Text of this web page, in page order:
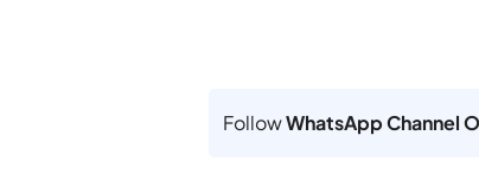
FollowWhatsApp Channel